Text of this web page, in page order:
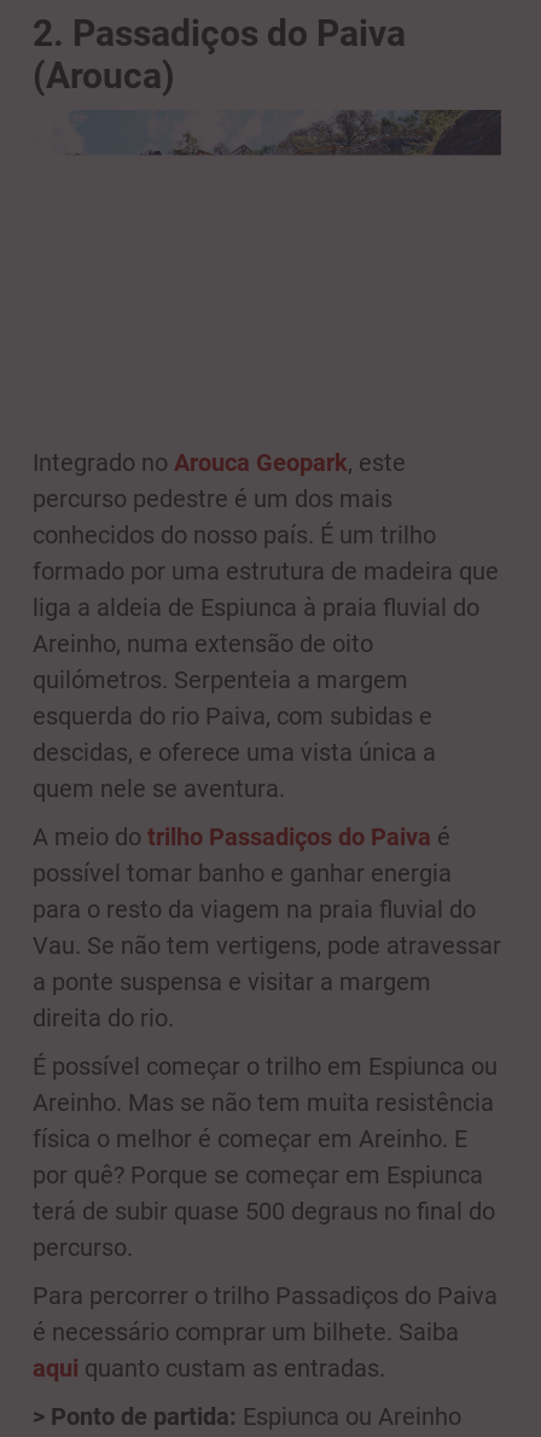
2. Passadiços do Paiva
(Arouca)
Integrado no Arouca Geopark, este
percurso pedestre é um dos mais
conhecidos do nosso país. É um trilho
formado por uma estrutura de madeira que
liga a aldeia de Espiunca à praia fluvial do
Areinho, numa extensão de oito
quilómetros. Serpenteia a margem
esquerda do rio Paiva, com subidas e
descidas, e oferece uma vista única a
quem nele se aventura.
A meio do trilho Passadiços do Paiva é
possível tomar banho e ganhar energia
para o resto da viagem na praia fluvial do
Vau. Se não tem vertigens, pode atravessar
a ponte suspensa e visitar a margem
direita do rio.
É possível começar o trilho em Espiunca ou
Areinho. Mas se não tem muita resistência
física o melhor é começar em Areinho. E
por quê? Porque se começar em Espiunca
terá de subir quase 500 degraus no final do
percurso.
Para percorrer o trilho Passadiços do Paiva
é necessário comprar um bilhete. Saiba
aqui quanto custam as entradas.
> Ponto de partida: Espiunca ou Areinho